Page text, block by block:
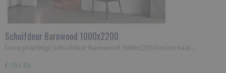
Schuifdeur Barnwood 1000x2200
Deze prachtige Schuifdeur Barnwood 1000x2200 horizontaal…
€ 257,49